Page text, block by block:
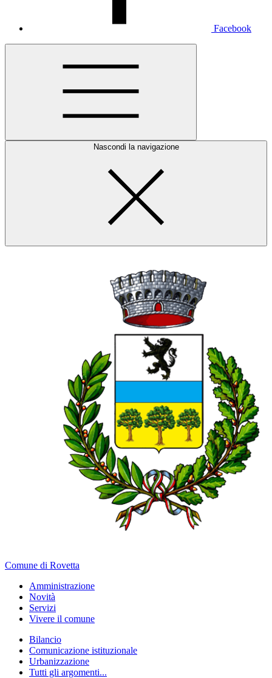
Facebook
Nascondi la navigazione
Comune di Rovetta
Amministrazione
Novità
Servizi
Vivere il comune
Bilancio
Comunicazione istituzionale
Urbanizzazione
Tutti gli argomenti...